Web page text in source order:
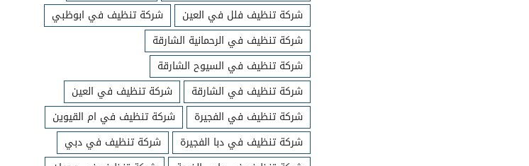
شركة تنظيف فلل في العين
شركة تنظيف في ابوظبي
شركة تنظيف في الرحمانية الشارقة
شركة تنظيف في السيوح الشارقة
شركة تنظيف في الشارقة
شركة تنظيف في العين
شركة تنظيف في الفجيرة
شركة تنظيف في ام القيوين
شركة تنظيف في دبا الفجيرة
شركة تنظيف في دبي